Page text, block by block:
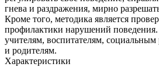
гнева и раздражения, мирно
Кроме того, методика является
профилактики нарушений поведения.
учителям, воспитателям,
и родителям.
Характеристики